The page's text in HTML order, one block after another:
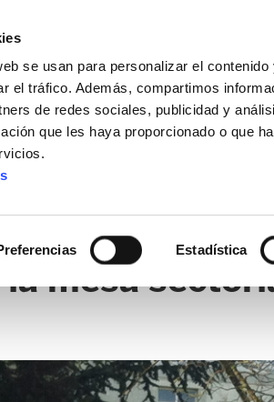
se usan para personalizar el
el tráfico. Además, compartimos
de redes sociales, publicidad y
que les haya proporcionado o que
Estadística
mesa